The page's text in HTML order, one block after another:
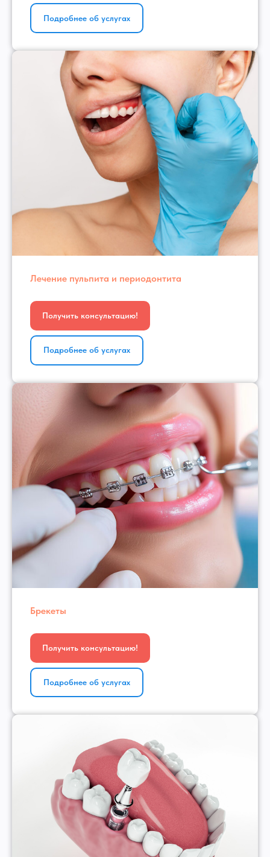
Подробнее об услугах
Лечение пульпита и периодонтита
Получить консультацию!
Подробнее об услугах
Брекеты
Получить консультацию!
Подробнее об услугах